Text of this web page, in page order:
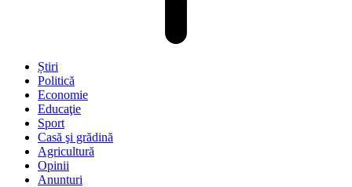
Știri
Politică
Economie
Educaţie
Sport
Casă şi grădină
Agricultură
Opinii
Anunturi